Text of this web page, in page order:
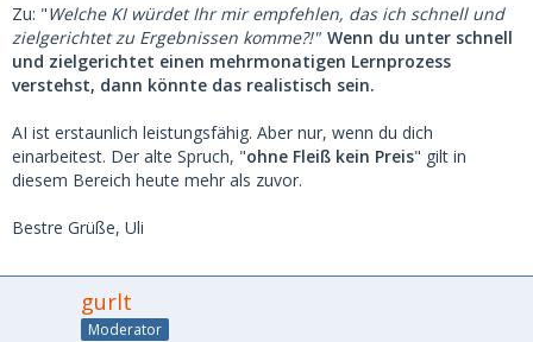
Zu: "Welche KI würdet Ihr mir empfehlen, das ich schnell und
zielgerichtet zu Ergebnissen komme?!" Wenn du unter schnell
und zielgerichtet einen mehrmonatigen Lernprozess
verstehst, dann könnte das realistisch sein.
AI ist erstaunlich leistungsfähig. Aber nur, wenn du dich
einarbeitest. Der alte Spruch, "ohne Fleiß kein Preis" gilt in
diesem Bereich heute mehr als zuvor.
Bestre Grüße, Uli
gurlt
Moderator